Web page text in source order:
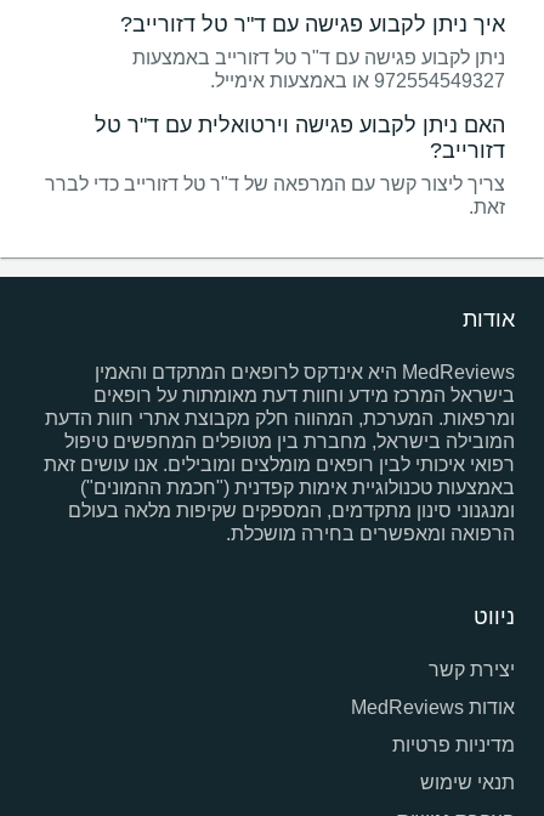
איך ניתן לקבוע פגישה עם ד"ר טל דזורייב?
ניתן לקבוע פגישה עם ד"ר טל דזורייב באמצעות
972554549327 או באמצעות אימייל.
האם ניתן לקבוע פגישה וירטואלית עם ד"ר טל
דזורייב?
צריך ליצור קשר עם המרפאה של ד"ר טל דזורייב כדי לברר
זאת.
אודות
MedReviews היא אינדקס לרופאים המתקדם והאמין
בישראל המרכז מידע וחוות דעת מאומתות על רופאים
ומרפאות. המערכת, המהווה חלק מקבוצת אתרי חוות הדעת
המובילה בישראל, מחברת בין מטופלים המחפשים טיפול
רפואי איכותי לבין רופאים מומלצים ומובילים. אנו עושים זאת
באמצעות טכנולוגיית אימות קפדנית ("חכמת ההמונים")
ומנגנוני סינון מתקדמים, המספקים שקיפות מלאה בעולם
הרפואה ומאפשרים בחירה מושכלת.
ניווט
יצירת קשר
אודות MedReviews
מדיניות פרטיות
תנאי שימוש